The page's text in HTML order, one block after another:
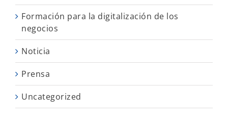
Formación para la digitalización de los
negocios
Noticia
Prensa
Uncategorized